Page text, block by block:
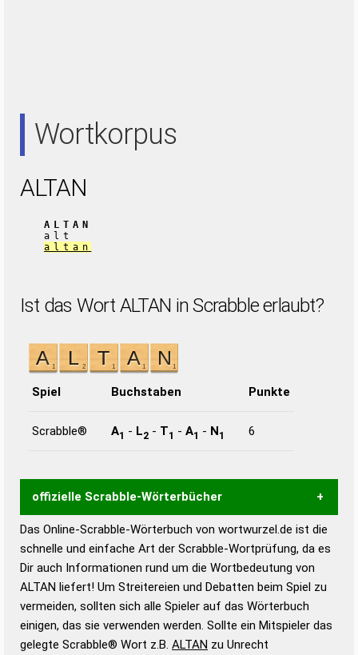
Wortkorpus
ALTAN
ALTAN
alt
altan
Ist das Wort ALTAN in Scrabble erlaubt?
Spiel Buchstaben Punkte
Scrabble® A1 - L2 - T1 - A1 - N1 6
offizielle Scrabble-Wörterbücher
Wortwurzel liefert mit Hilfe eines semantischen
Wortanalyse-Algorithmus gute Anhaltspunkte zu
Wortbedeutung, Worttrennung und Wortform, um die
Gültigkeit eines Wortes für das Scrabble-Spiel zu
bestimmen!
zugelassene Turnier Scrabble-
Wörterbücher sind:
Das Online-Scrabble-Wörterbuch von wortwurzel.de ist die
schnelle und einfache Art der Scrabble-Wortprüfung, da es
Dir auch Informationen rund um die Wortbedeutung von
ALTAN liefert! Um Streitereien und Debatten beim Spiel zu
vermeiden, sollten sich alle Spieler auf das Wörterbuch
einigen, das sie verwenden werden. Sollte ein Mitspieler das
gelegte Scrabble® Wort z.B. ALTAN zu Unrecht